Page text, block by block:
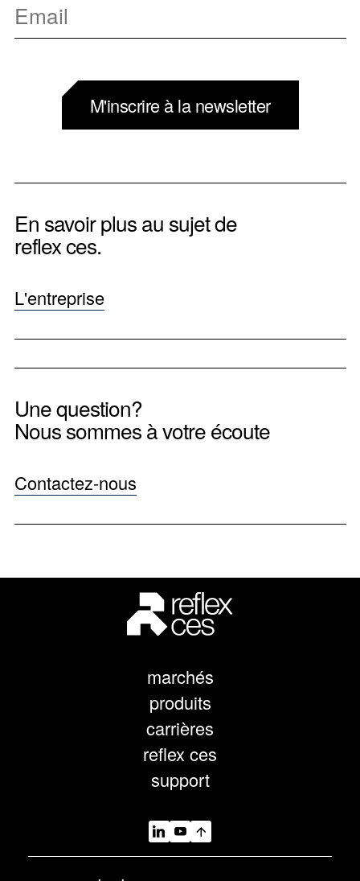
M'inscrire à la newsletter
En savoir plus au sujet de
reflex ces.
L'entreprise
Une question?
Nous sommes à votre écoute
Contactez-nous
marchés
produits
carrières
reflex ces
support